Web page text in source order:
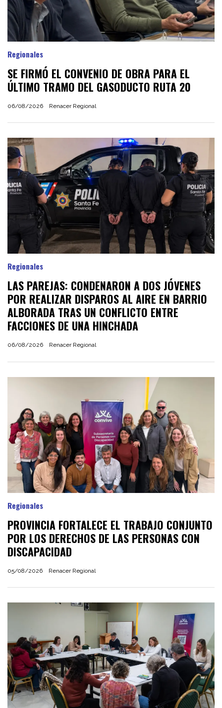
SE FIRMÓ EL CONVENIO DE OBRA PARA EL
ÚLTIMO TRAMO DEL GASODUCTO RUTA 20
Renacer Regional
Regionales
06/08/2026
LAS PAREJAS: CONDENARON A DOS JÓVENES
POR REALIZAR DISPAROS AL AIRE EN BARRIO
ALBORADA TRAS UN CONFLICTO ENTRE
FACCIONES DE UNA HINCHADA
Renacer Regional
Regionales
06/08/2026
PROVINCIA FORTALECE EL TRABAJO CONJUNTO
POR LOS DERECHOS DE LAS PERSONAS CON
DISCAPACIDAD
Renacer Regional
Regionales
05/08/2026